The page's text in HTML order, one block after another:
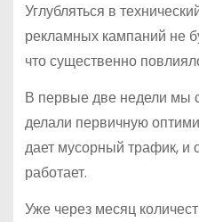
Углубляться в
рекламных кампаний не
что существенно
В первые две недели мы
делали первичную
дает мусорный трафик, и
работает.
Уже через месяц